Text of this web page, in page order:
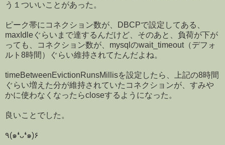
う１ついいことがあった。
ピーク帯にコネクション数が、DBCPで設定してある、
maxIdleぐらいまで達するんだけど、そのあと、負荷が下が
っても、コネクション数が、mysqlのwait_timeout（デフォ
ルト8時間）ぐらい維持されてたんだよね。
timeBetweenEvictionRunsMillisを設定したら、上記の8時間
ぐらい増えた分が維持されていたコネクションが、すみや
かに使わなくなったらcloseするようになった。
良いことでした。
٩(๑❛ᴗ❛๑)۶